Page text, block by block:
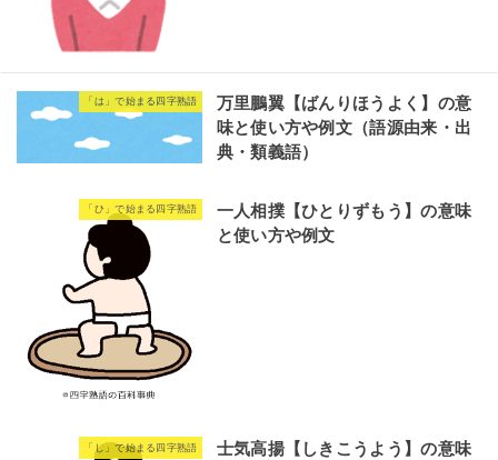
「は」で始まる四字熟語
万里鵬翼【ばんりほうよく】の意
味と使い方や例文（語源由来・出
典・類義語）
「ひ」で始まる四字熟語
一人相撲【ひとりずもう】の意味
と使い方や例文
「し」で始まる四字熟語
士気高揚【しきこうよう】の意味